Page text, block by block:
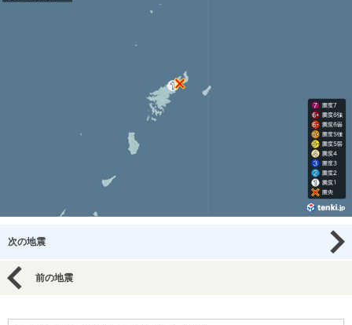
次の地震
前の地震